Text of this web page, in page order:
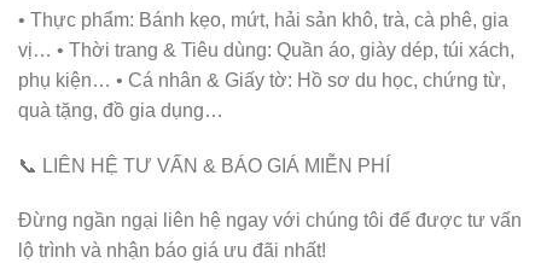
• Thực phẩm: Bánh kẹo, mứt, hải sản khô, trà, cà phê, gia
vị… • Thời trang & Tiêu dùng: Quần áo, giày dép, túi xách,
phụ kiện… • Cá nhân & Giấy tờ: Hồ sơ du học, chứng từ,
quà tặng, đồ gia dụng…
📞 LIÊN HỆ TƯ VẤN & BÁO GIÁ MIỄN PHÍ
Đừng ngần ngại liên hệ ngay với chúng tôi để được tư vấn
lộ trình và nhận báo giá ưu đãi nhất!